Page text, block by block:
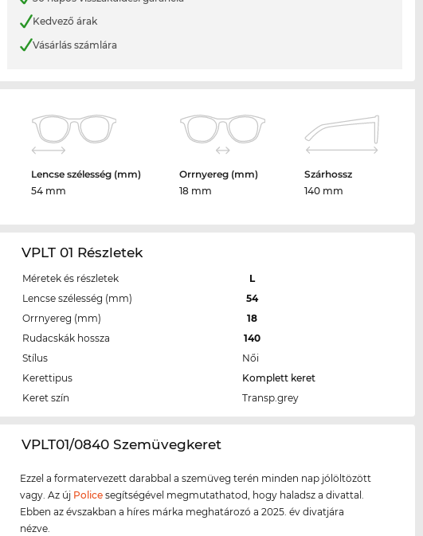
Kedvező árak
Vásárlás számlára
Lencse szélesség (mm)
54 mm
Orrnyereg (mm)
18 mm
Szárhossz
140 mm
VPLT 01 Részletek
Méretek és részletek
L
Lencse szélesség (mm)
54
Orrnyereg (mm)
18
Rudacskák hossza
140
Stílus
Női
Kerettipus
Komplett keret
Keret szín
Transp.grey
‌VPLT01/0840 Szemüvegkeret
Ezzel a formatervezett darabbal a szemüveg terén minden nap jólöltözött
vagy. Az új Police segítségével megmutathatod, hogy haladsz a divattal.
Ebben az évszakban a híres márka meghatározó a 2025. év divatjára
nézve.